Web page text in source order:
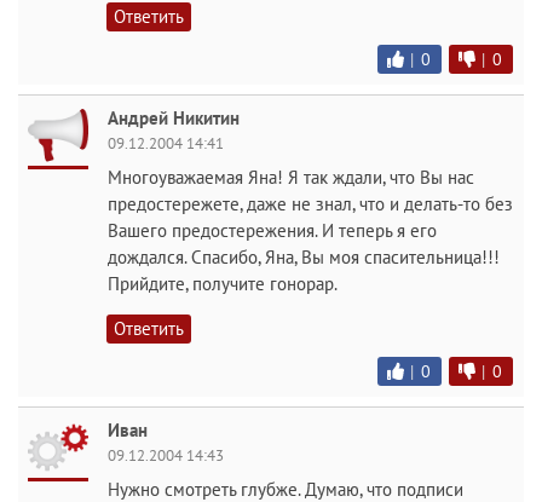
Ответить
| 0 | 0
Андрей Никитин
09.12.2004 14:41
Многоуважаемая Яна! Я так ждали, что Вы нас
предостережете, даже не знал, что и делать-то без
Вашего предостережения. И теперь я его
дождался. Спасибо, Яна, Вы моя спасительница!!!
Прийдите, получите гонорар.
Ответить
| 0 | 0
Иван
09.12.2004 14:43
Нужно смотреть глубже. Думаю, что подписи